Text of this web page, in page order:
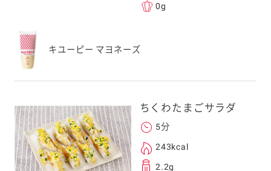
身以外の方に送
転送していただけ
。
元コードをス
0g
キユーピー マヨネーズ
ちくわたまごサラダ
5分
243kcal
2.2g